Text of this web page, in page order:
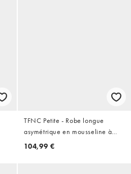
TFNC Petite - Robe longue
asymétrique en mousseline à
encolure foulard - Bleu layette
104,99 €